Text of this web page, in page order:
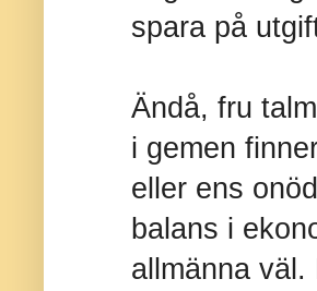
spara på
Ändå, fru
i gemen
eller ens
balans i
allmänna